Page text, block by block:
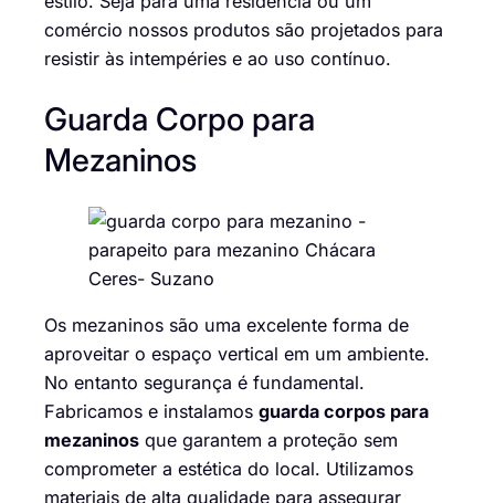
comércio nossos produtos são projetados para
resistir às intempéries e ao uso contínuo.
Guarda Corpo para
Mezaninos
Os mezaninos são uma excelente forma de
aproveitar o espaço vertical em um ambiente.
No entanto segurança é fundamental.
Fabricamos e instalamos guarda corpos para
mezaninos que garantem a proteção sem
comprometer a estética do local. Utilizamos
materiais de alta qualidade para assegurar